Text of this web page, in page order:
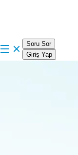
Soru Sor
Giriş Yap